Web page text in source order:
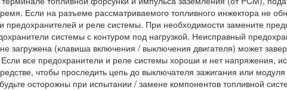
Если на разъеме рассматриваемого топливного инжектора не
предохранителей и реле системы. При необходимости замените
системы с контуром под нагрузкой. Неисправный
загружена (клавиша включения / выключения двигателя) может
все предохранители и реле системы хороши и нет напряжения,
чтобы проследить цепь до выключателя зажигания или
осторожны при испытании / замене компонентов топливной